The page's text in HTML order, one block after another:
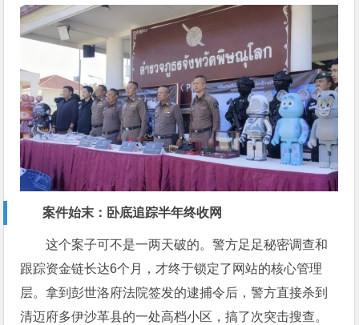
案件始末：卧底追踪半年终收网
这个案子可不是一两天破的。警方足足秘密调查和
跟踪资金链长达6个月，才终于锁定了网站的核心管理
层。拿到彭世洛府法院签发的逮捕令后，警方直接杀到
清迈府多伊沙革县的一处高档小区，搞了次突击搜查。